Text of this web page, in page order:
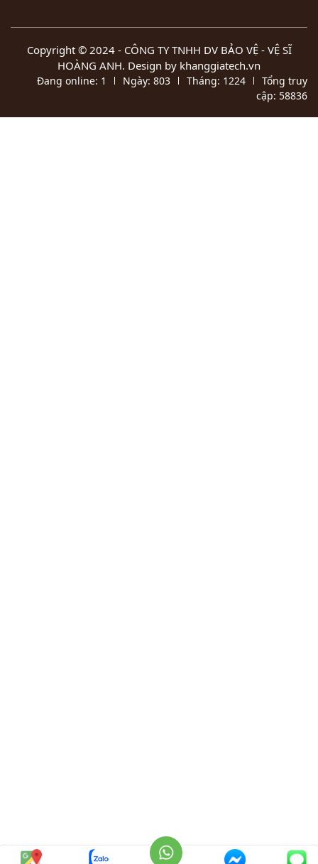
Copyright © 2024 - CÔNG TY TNHH DV BẢO VỆ - VỆ SĨ
HOÀNG ANH. Design by khanggiatech.vn
Đang online: 1 Ngày: 803 Tháng: 1224
Tổng truy
cập: 58836